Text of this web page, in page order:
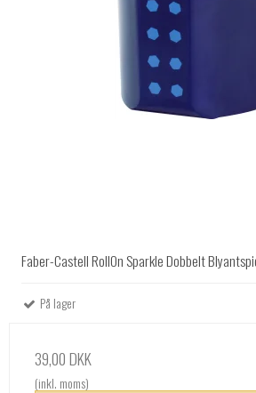
Faber-Castell RollOn Sparkle Dobbelt
På lager
39,00 DKK
(inkl. moms)